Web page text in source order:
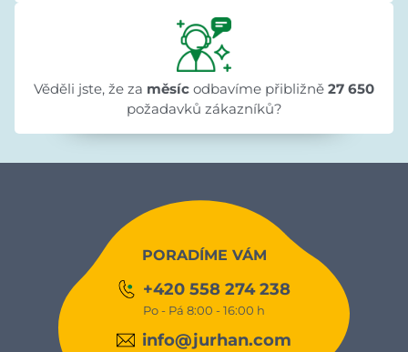
Věděli jste, že za měsíc odbavíme přibližně 27 650
požadavků zákazníků?
PORADÍME VÁM
+420 558 274 238
Po - Pá 8:00 - 16:00 h
info@jurhan.com